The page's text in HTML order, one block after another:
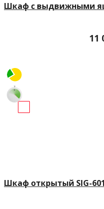
Шкаф с выдвижными
11
Шкаф открытый SIG-